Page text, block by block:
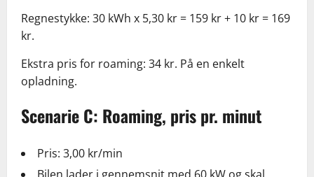
Regnestykke: 30 kWh x 5,30 kr = 159 kr + 10 kr = 169
kr.
Ekstra pris for roaming: 34 kr. På en enkelt
opladning.
Scenarie C: Roaming, pris pr. minut
Pris: 3,00 kr/min